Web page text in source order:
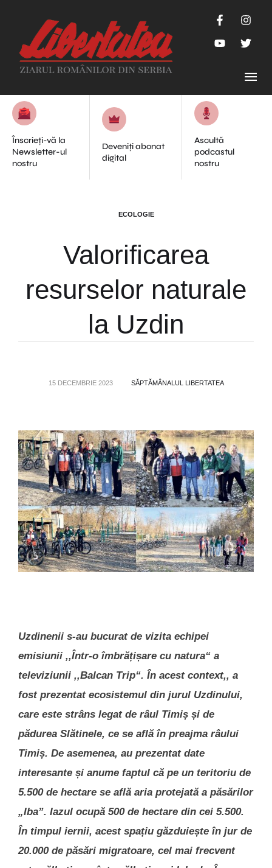
Înscrieți-vă la
Newsletter-ul
nostru
Deveniți abonat
digital
Ascultă
podcastul
nostru
ECOLOGIE
Valorificarea
resurselor naturale
la Uzdin
15 DECEMBRIE 2023 SĂPTĂMÂNALUL LIBERTATEA
Uzdinenii s-au bucurat de vizita echipei
emisiunii ‚‚Într-o îmbrățișare cu natura“ a
televiziunii ,,Balcan Trip“. În acest context,, a
fost prezentat ecosistemul din jurul Uzdinului,
care este strâns legat de râul Timiș și de
pădurea Slătinele, ce se află în preajma râului
Timiș. De asemenea, au prezentat date
interesante și anume faptul că pe un teritoriu de
5.500 de hectare se află aria protejată a păsărilor
„Iba”. Iazul ocupă 500 de hectare din cei 5.500.
În timpul iernii, acest spațiu găzduiește în jur de
20.000 de păsări migratoare, cel mai frecvent